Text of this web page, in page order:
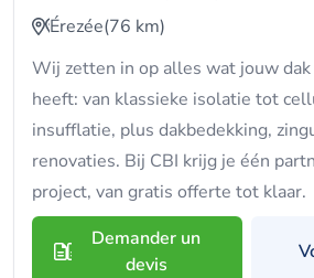
Érezée(76 km)
Wij zetten in op alles wat jouw
heeft: van klassieke isolatie tot
insufflatie, plus dakbedekking,
renovaties. Bij CBI krijg je één
project, van gratis offerte tot klaar.
Demander un
devis